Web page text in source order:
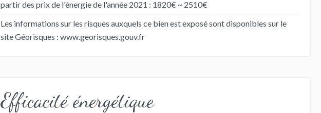
partir des prix de l'énergie de l'année 2021 : 1820€ ~ 2510€
Les informations sur les risques auxquels ce bien est exposé sont disponibles sur le
site Géorisques : www.georisques.gouv.fr
Efficacité énergétique